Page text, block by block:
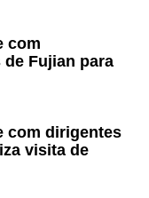
com
Fujian para
com dirigentes
visita de